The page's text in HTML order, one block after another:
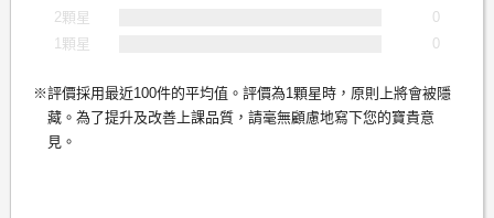
2顆星
0
1顆星
0
評價採用最近100件的平均值。評價為1顆星時，原則上將會被隱
藏。為了提升及改善上課品質，請毫無顧慮地寫下您的寶貴意
見。